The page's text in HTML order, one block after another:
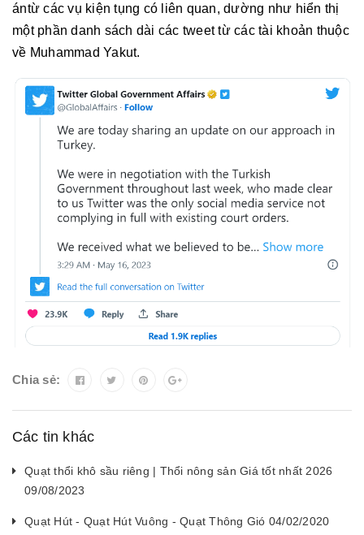
ántừ các vụ kiện tụng có liên quan, dường như hiển thị
một phần danh sách dài các tweet từ các tài khoản thuộc
về Muhammad Yakut.
Chia sẻ:
Các tin khác
Quạt thổi khô sầu riêng | Thổi nông sản Giá tốt nhất 2026
09/08/2023
Quạt Hút - Quạt Hút Vuông - Quạt Thông Gió 04/02/2020